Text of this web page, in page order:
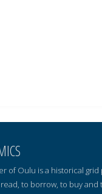
of Oulu is a historical
to borrow, to buy and